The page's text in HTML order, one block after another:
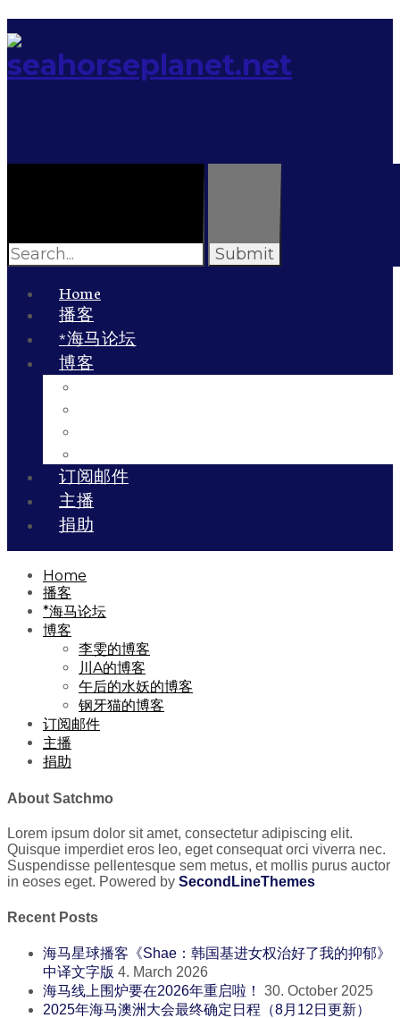
Home
播客
*海马论坛
博客
订阅邮件
主播
捐助
Home
播客
*海马论坛
博客
李雯的博客
川A的博客
午后的水妖的博客
钢牙猫的博客
订阅邮件
主播
捐助
About Satchmo
Lorem ipsum dolor sit amet, consectetur adipiscing elit.
Quisque imperdiet eros leo, eget consequat orci viverra nec.
Suspendisse pellentesque sem metus, et mollis purus auctor
in eoses eget. Powered by SecondLineThemes
Recent Posts
海马星球播客《Shae：韩国基进女权治好了我的抑郁》
中译文字版 4. March 2026
海马线上围炉要在2026年重启啦！
30. October 2025
2025年海马澳洲大会最终确定日程（8月12日更新）